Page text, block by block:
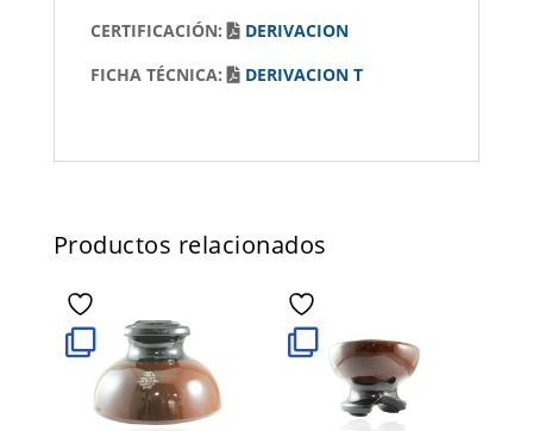
CERTIFICACIÓN:
DERIVACION
FICHA TÉCNICA:
DERIVACION T
Productos relacionados